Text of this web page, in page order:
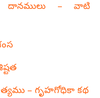
– వాటి
– గృహగోధికా కథ